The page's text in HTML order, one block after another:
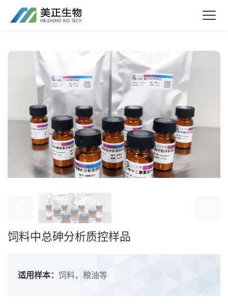
饲料中总砷分析质控样品
适用样本： 饲料，粮油等